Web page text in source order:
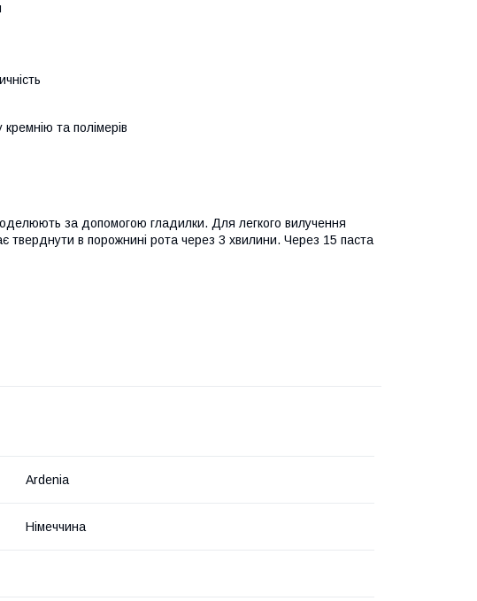
та полімерів
за допомогою гладилки. Для легкого вилучення
в порожнині рота через 3 хвилини. Через 15 паста
Ardenia
Німеччина